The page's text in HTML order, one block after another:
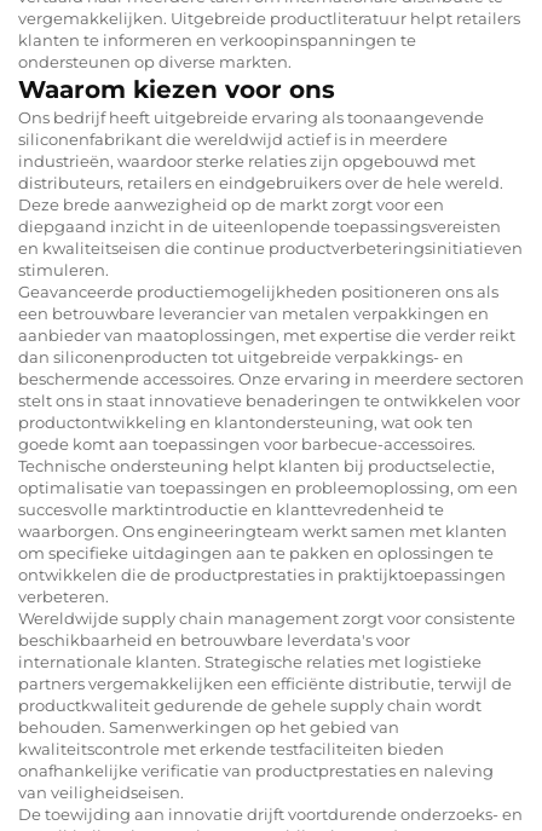
vergemakkelijken. Uitgebreide productliteratuur helpt retailers
klanten te informeren en verkoopinspanningen te
ondersteunen op diverse markten.
Waarom kiezen voor ons
Ons bedrijf heeft uitgebreide ervaring als toonaangevende
siliconenfabrikant die wereldwijd actief is in meerdere
industrieën, waardoor sterke relaties zijn opgebouwd met
distributeurs, retailers en eindgebruikers over de hele wereld.
Deze brede aanwezigheid op de markt zorgt voor een
diepgaand inzicht in de uiteenlopende toepassingsvereisten
en kwaliteitseisen die continue productverbeteringsinitiatieven
stimuleren.
Geavanceerde productiemogelijkheden positioneren ons als
een betrouwbare leverancier van metalen verpakkingen en
aanbieder van maatoplossingen, met expertise die verder reikt
dan siliconenproducten tot uitgebreide verpakkings- en
beschermende accessoires. Onze ervaring in meerdere sectoren
stelt ons in staat innovatieve benaderingen te ontwikkelen voor
productontwikkeling en klantondersteuning, wat ook ten
goede komt aan toepassingen voor barbecue-accessoires.
Technische ondersteuning helpt klanten bij productselectie,
optimalisatie van toepassingen en probleemoplossing, om een
succesvolle marktintroductie en klanttevredenheid te
waarborgen. Ons engineeringteam werkt samen met klanten
om specifieke uitdagingen aan te pakken en oplossingen te
ontwikkelen die de productprestaties in praktijktoepassingen
verbeteren.
Wereldwijde supply chain management zorgt voor consistente
beschikbaarheid en betrouwbare leverdata's voor
internationale klanten. Strategische relaties met logistieke
partners vergemakkelijken een efficiënte distributie, terwijl de
productkwaliteit gedurende de gehele supply chain wordt
behouden. Samenwerkingen op het gebied van
kwaliteitscontrole met erkende testfaciliteiten bieden
onafhankelijke verificatie van productprestaties en naleving
van veiligheidseisen.
De toewijding aan innovatie drijft voortdurende onderzoeks- en